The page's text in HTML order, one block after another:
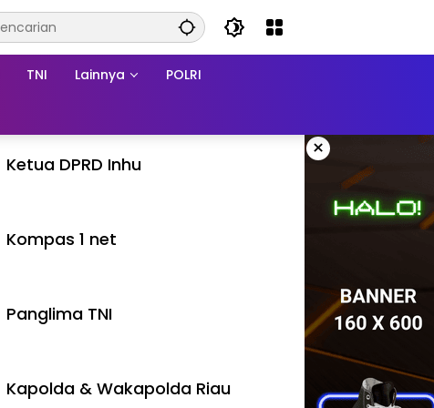
TNI Lainnya POLRI
×
Ketua DPRD Inhu
Kompas 1 net
Panglima TNI
Kapolda & Wakapolda Riau